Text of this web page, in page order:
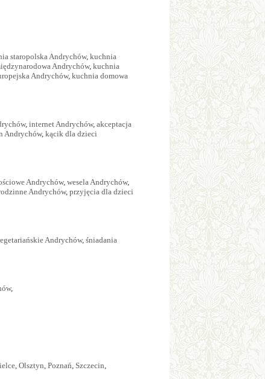
staropolska Andrychów, kuchnia
Andrychów, kuchnia
Andrychów, kuchnia domowa
, internet Andrychów, akceptacja
Andrychów, kącik dla dzieci
Andrychów, wesela Andrychów,
Andrychów, przyjęcia dla dzieci
Andrychów, śniadania
,
Olsztyn Poznań Szczecin